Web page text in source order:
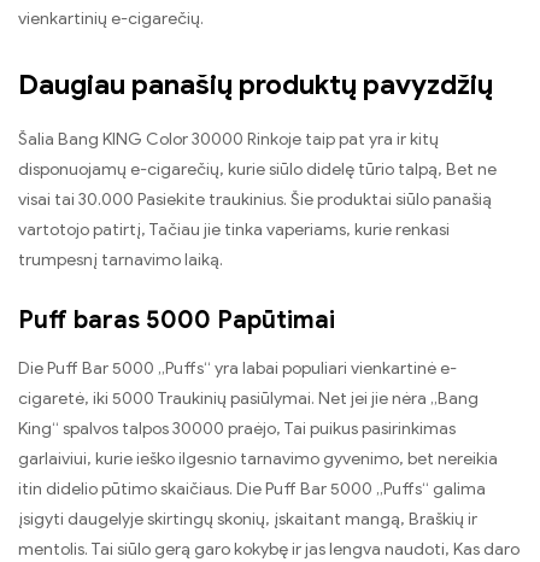
vienkartinių e-cigarečių.
Daugiau panašių produktų pavyzdžių
Šalia Bang KING Color 30000 Rinkoje taip pat yra ir kitų
disponuojamų e-cigarečių, kurie siūlo didelę tūrio talpą, Bet ne
visai tai 30.000 Pasiekite traukinius. Šie produktai siūlo panašią
vartotojo patirtį, Tačiau jie tinka vaperiams, kurie renkasi
trumpesnį tarnavimo laiką.
Puff baras 5000 Papūtimai
Die Puff Bar 5000 „Puffs“ yra labai populiari vienkartinė e-
cigaretė, iki 5000 Traukinių pasiūlymai. Net jei jie nėra „Bang
King“ spalvos talpos 30000 praėjo, Tai puikus pasirinkimas
garlaiviui, kurie ieško ilgesnio tarnavimo gyvenimo, bet nereikia
itin didelio pūtimo skaičiaus. Die Puff Bar 5000 „Puffs“ galima
įsigyti daugelyje skirtingų skonių, įskaitant mangą, Braškių ir
mentolis. Tai siūlo gerą garo kokybę ir jas lengva naudoti, Kas daro